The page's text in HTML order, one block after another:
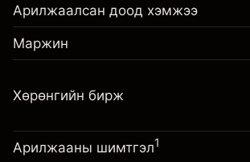
Шөнийн санхүүжилтийн
тохируулга
Позицын бүрэн хэмжээнээс
Хөшүүрэгтэй арилжааны хэмжээ
Хөшүүргийн мөнгө ~ $
Маржин. Таны хөрөнгө
оруулалт
тохируулга
авах төлбөр
Хөшүүрэгтэй арилжааны хэмжээ
Арилжаалсан доод хэмжээ
Маржин
Хөрөнгийн бирж
Арилжааны шимтгэл1